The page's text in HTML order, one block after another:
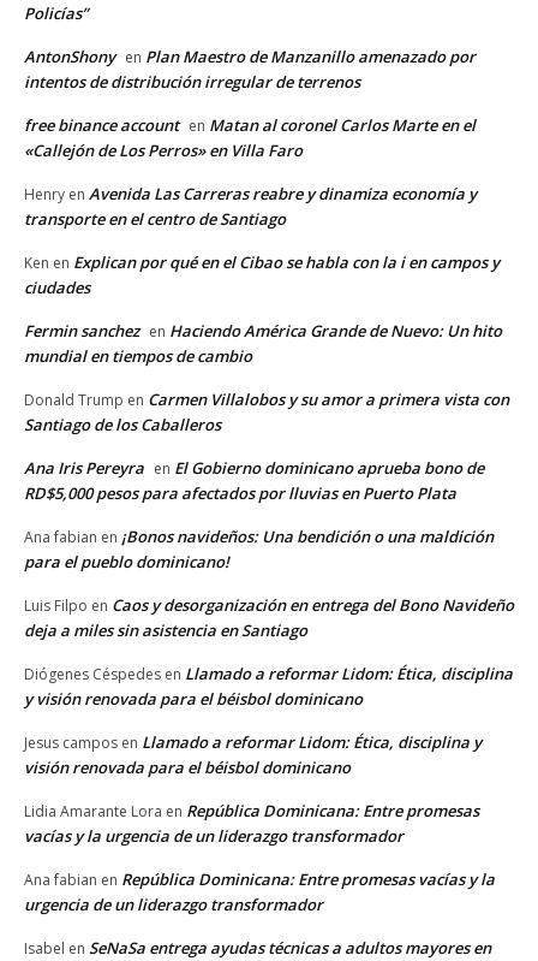
Policías”
AntonShony en Plan Maestro de Manzanillo amenazado por
intentos de distribución irregular de terrenos
free binance account en Matan al coronel Carlos Marte en el
«Callejón de Los Perros» en Villa Faro
Henry en Avenida Las Carreras reabre y dinamiza economía y
transporte en el centro de Santiago
Ken en Explican por qué en el Cibao se habla con la i en campos y
ciudades
Fermin sanchez en Haciendo América Grande de Nuevo: Un hito
mundial en tiempos de cambio
Donald Trump en Carmen Villalobos y su amor a primera vista con
Santiago de los Caballeros
Ana Iris Pereyra en El Gobierno dominicano aprueba bono de
RD$5,000 pesos para afectados por lluvias en Puerto Plata
Ana fabian en ¡Bonos navideños: Una bendición o una maldición
para el pueblo dominicano!
Luis Filpo en Caos y desorganización en entrega del Bono Navideño
deja a miles sin asistencia en Santiago
Diógenes Céspedes en Llamado a reformar Lidom: Ética, disciplina
y visión renovada para el béisbol dominicano
Jesus campos en Llamado a reformar Lidom: Ética, disciplina y
visión renovada para el béisbol dominicano
Lidia Amarante Lora en República Dominicana: Entre promesas
vacías y la urgencia de un liderazgo transformador
Ana fabian en República Dominicana: Entre promesas vacías y la
urgencia de un liderazgo transformador
Isabel en SeNaSa entrega ayudas técnicas a adultos mayores en